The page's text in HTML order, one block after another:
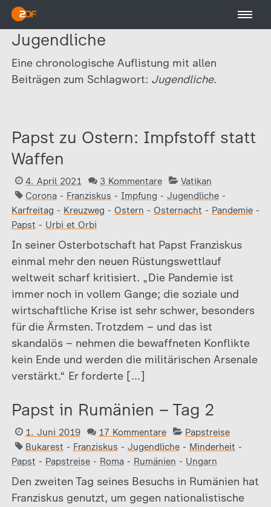
Jugendliche
Eine chronologische Auflistung mit allen
Beiträgen zum Schlagwort: Jugendliche.
Papst zu Ostern: Impfstoff statt
Waffen
4. April 2021 3 Kommentare
Vatikan
Corona- Franziskus - Impfung - Jugendliche-
Karfreitag - Kreuzweg - Ostern - Osternacht - Pandemie-
Papst - Urbi et Orbi
In seiner Osterbotschaft hat Papst Franziskus
einmal mehr den neuen Rüstungswettlauf
weltweit scharf kritisiert. „Die Pandemie ist
immer noch in vollem Gange; die soziale und
wirtschaftliche Krise ist sehr schwer, besonders
für die Ärmsten. Trotzdem – und das ist
skandalös – nehmen die bewaffneten Konflikte
kein Ende und werden die militärischen Arsenale
verstärkt.“ Er forderte […]
Papst in Rumänien – Tag 2
1. Juni 2019 17 Kommentare
Papstreise
Bukarest - Franziskus - Jugendliche- Minderheit -
Papst - Papstreise- Roma- Rumänien - Ungarn
Den zweiten Tag seines Besuchs in Rumänien hat
Franziskus genutzt, um gegen nationalistische